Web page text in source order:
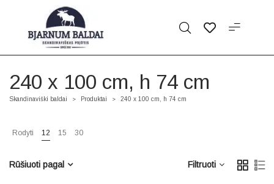
240 x 100 cm, h 74 cm
Skandinaviški baldai > Produktai > 240 x 100 cm, h 74 cm
Rodyti 12 15 30
Filtruoti
Rūšiuoti pagal